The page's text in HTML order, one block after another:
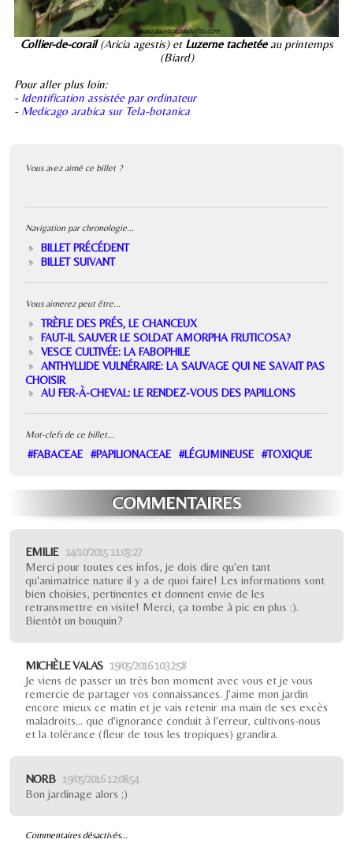
Collier-de-corail(Aricia agestis) et Luzerne tachetéeau printemps
(Biard)
Pour aller plus loin:
- Identification assistée par ordinateur
- Medicago arabica sur Tela-botanica
Vous avez aimé ce billet ?
Navigation par chronologie...
BILLET PRÉCÉDENT
BILLET SUIVANT
Vous aimerez peut être...
TRÈFLE DES PRÉS, LE CHANCEUX
FAUT-IL SAUVER LE SOLDAT AMORPHA FRUTICOSA?
VESCE CULTIVÉE: LA FABOPHILE
ANTHYLLIDE VULNÉRAIRE: LA SAUVAGE QUI NE SAVAIT PAS
CHOISIR
AU FER-À-CHEVAL: LE RENDEZ-VOUS DES PAPILLONS
Mot-clefs de ce billet...
#FABACEAE #PAPILIONACEAE #LÉGUMINEUSE #TOXIQUE
COMMENTAIRES
EMILIE 14/10/2015 11:03:27
Merci pour toutes ces infos, je dois dire qu'en tant
qu'animatrice nature il y a de quoi faire! Les informations sont
bien choisies, pertinentes et donnent envie de les
retransmettre en visite! Merci, ça tombe à pic en plus :).
Bientôt un bouquin?
MICHÈLE VALAS 19/05/2016 10:32:58
Je viens de passer un très bon moment avec vous et je vous
remercie de partager vos connaissances. J'aime mon jardin
encore mieux ce matin et je vais retenir ma main de ses excès
maladroits... que d'ignorance conduit à l'erreur, cultivons-nous
et la tolérance (fleur de tous les tropiques) grandira.
NORB 19/05/2016 12:08:54
Bon jardinage alors ;)
Commentaires désactivés...